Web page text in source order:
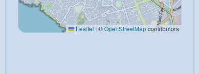
Leaflet | ©OpenStreetMapcontributors